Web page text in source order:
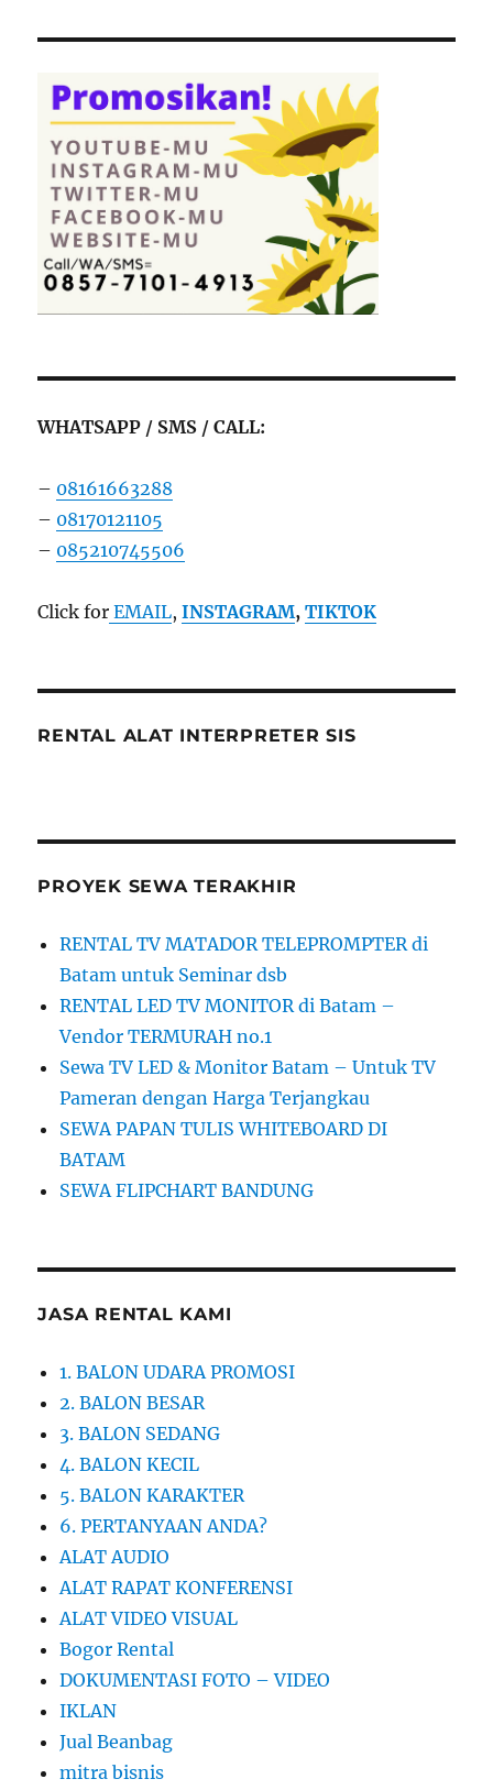
WHATSAPP / SMS / CALL:
– 08161663288
– 08170121105
– 085210745506
Click for EMAIL, INSTAGRAM, TIKTOK
RENTAL ALAT INTERPRETER SIS
PROYEK SEWA TERAKHIR
RENTAL TV MATADOR TELEPROMPTER di
Batam untuk Seminar dsb
RENTAL LED TV MONITOR di Batam –
Vendor TERMURAH no.1
Sewa TV LED & Monitor Batam – Untuk TV
Pameran dengan Harga Terjangkau
SEWA PAPAN TULIS WHITEBOARD DI
BATAM
SEWA FLIPCHART BANDUNG
JASA RENTAL KAMI
1. BALON UDARA PROMOSI
2. BALON BESAR
3. BALON SEDANG
4. BALON KECIL
5. BALON KARAKTER
6. PERTANYAAN ANDA?
ALAT AUDIO
ALAT RAPAT KONFERENSI
ALAT VIDEO VISUAL
Bogor Rental
DOKUMENTASI FOTO – VIDEO
IKLAN
Jual Beanbag
mitra bisnis